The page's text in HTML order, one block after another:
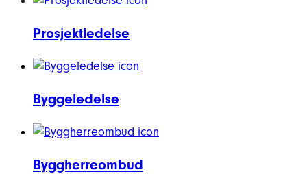
Prosjektledelse
Byggeledelse
Byggherreombud